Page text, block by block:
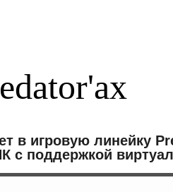
в игровую линейку
с поддержкой